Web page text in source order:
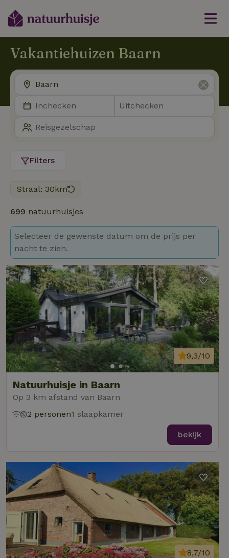
Vakantiehuizen Baarn
Filters
Straal: 30km
699 natuurhuisjes
Selecteer de gewenste datum om de prijs per
nacht te zien.
Natuurhuisje in Baarn
Op 3 km afstand van Baarn
9,3/10
2 personen1 slaapkamer
bekijk
8,7/10